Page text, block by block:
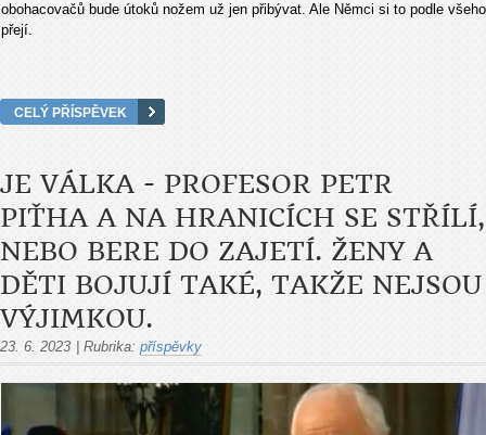
obohacovačů bude útoků nožem už jen přibývat. Ale Němci si to podle všeho
přejí.
CELÝ PŘÍSPĚVEK
JE VÁLKA - PROFESOR PETR
PIŤHA A NA HRANICÍCH SE STŘÍLÍ,
NEBO BERE DO ZAJETÍ. ŽENY A
DĚTI BOJUJÍ TAKÉ, TAKŽE NEJSOU
VÝJIMKOU.
23. 6. 2023 Rubrika: příspěvky